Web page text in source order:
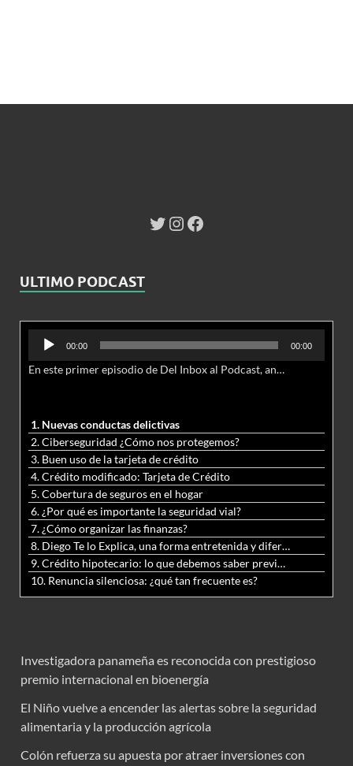
ULTIMO PODCAST
Reproductor
audio
00:00 00:00
En este primer episodio de Del Inbox al Podcast, analizamos junto al abogado Jonathan Brown las nuevas conductas delictivas cibernéticas y la necesidad de hacer modificaciones al Código Penal.
1. Nuevas conductas delictivas
2. Ciberseguridad ¿Cómo nos protegemos?
3. Buen uso de la tarjeta de crédito
4. Crédito modificado: Tarjeta de Crédito
5. Cobertura de seguros en el hogar
6. ¿Por qué es importante la seguridad vial?
7. ¿Cómo organizar las finanzas?
8. Diego Te lo Explica, una forma entretenida y diferente de aprender matemáticas y ciencias
9. Crédito hipotecario: lo que debemos saber previo a adquirir nuestra vivienda
10. Renuncia silenciosa: ¿qué tan frecuente es?
Investigadora panameña es reconocida con prestigioso
premio internacional en bioenergía
El Niño vuelve a encender las alertas sobre la seguridad
alimentaria y la producción agrícola
Colón refuerza su apuesta por atraer inversiones con